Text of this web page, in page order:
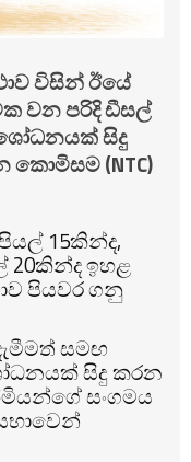
විසින් ඊයේ
වන පරිදි ඩීසල්
සිදු
(NTC)
15කින්ද,
20කින්ද ඉහළ
පියවර ගනු
සමඟ
සිදු කරන
සංගමය